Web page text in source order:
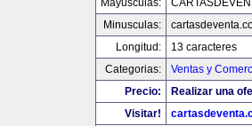
Mayusculas:
Minusculas:
Longitud:
13 caracteres
Categorias:
Ventas y
Precio:
Realizar una
Visitar!